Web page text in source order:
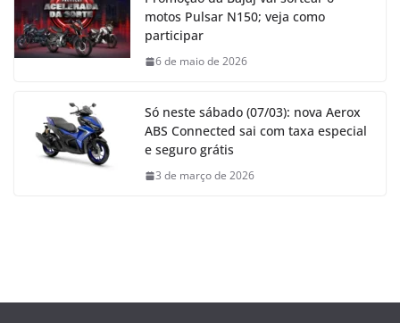
motos Pulsar N150; veja como
participar
6 de maio de 2026
Só neste sábado (07/03): nova Aerox
ABS Connected sai com taxa especial
e seguro grátis
3 de março de 2026